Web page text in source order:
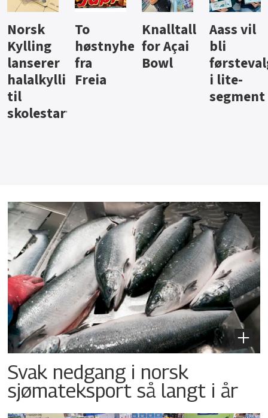
Knalltall
for Açai
Bowl
Aass vil
bli
førstevalg
i lite-
Brus og
jus fra
Berentsen
Hard
iste fra
Hansa
Svak nedgang i norsk
sjømateksport så langt i år